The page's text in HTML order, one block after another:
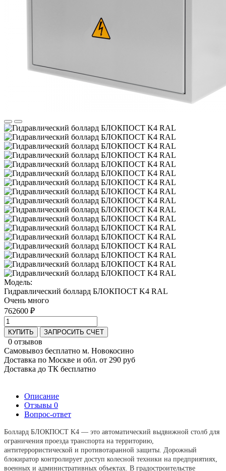
Модель:
Гидравлический боллард БЛОКПОСТ K4 RAL
Очень много
762600 ₽
КУПИТЬ ЗАПРОСИТЬ СЧЕТ
0 отзывов
Самовывоз бесплатно м. Новокосино
Доставка по Москве и обл. от 290 руб
Доставка до ТК бесплатно
Описание
Отзывы 0
Вопрос-ответ
Боллард БЛОКПОСТ K4 — это автоматический выдвижной столб для
ограничения проезда транспорта на территорию,
антитеррористической и противотаранной защиты. Дорожный
блокиратор контролирует доступ колесной техники на предприятиях,
военных и административных объектах. В градостроительстве